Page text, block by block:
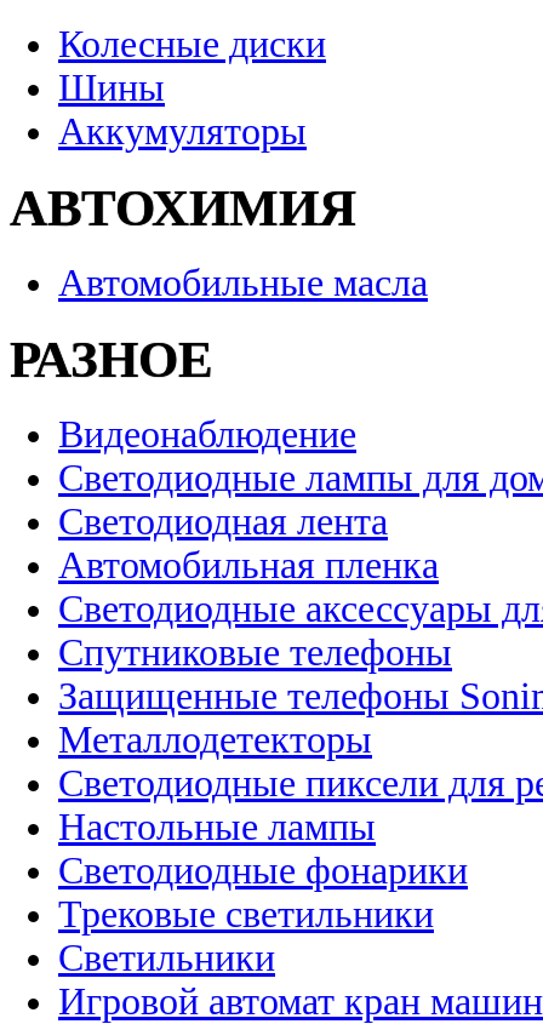
Колесные диски
Шины
Аккумуляторы
АВТОХИМИЯ
Автомобильные масла
РАЗНОЕ
Видеонаблюдение
Светодиодные лампы для
Светодиодная лента
Автомобильная пленка
Светодиодные аксессуары
Спутниковые телефоны
Защищенные телефоны
Металлодетекторы
Светодиодные пиксели для
Настольные лампы
Светодиодные фонарики
Трековые светильники
Светильники
Игровой автомат кран